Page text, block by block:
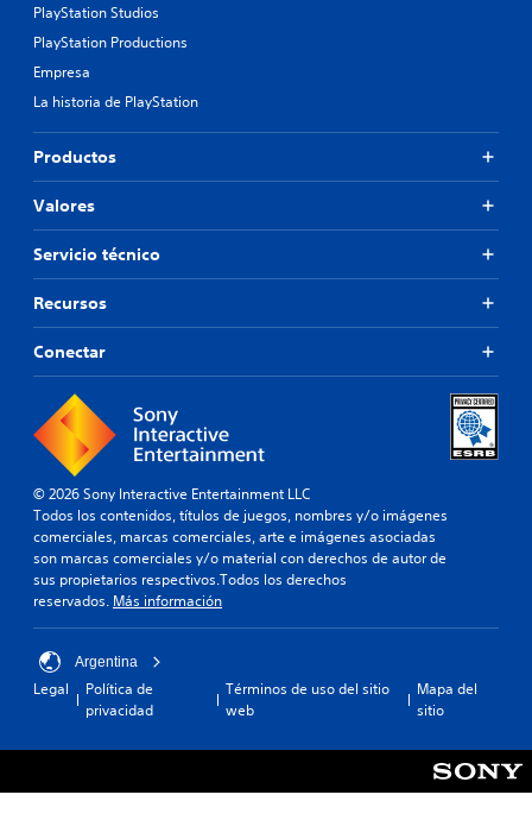
PlayStation Studios
PlayStation Productions
Empresa
La historia de PlayStation
Productos
Valores
Servicio técnico
Recursos
Conectar
© 2026 Sony Interactive Entertainment LLC
Todos los contenidos, títulos de juegos, nombres y/o imágenes
comerciales, marcas comerciales, arte e imágenes asociadas
son marcas comerciales y/o material con derechos de autor de
sus propietarios respectivos.Todos los derechos
reservados. Más información
Argentina
Legal
Política de
privacidad
Términos de uso del sitio
web
Mapa del
sitio